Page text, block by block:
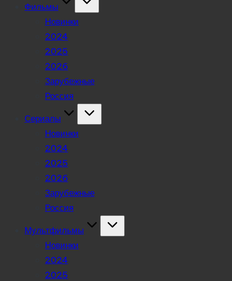
Фильмы
Новинки
2024
2025
2026
Зарубежные
Россия
Сериалы
Новинки
2024
2025
2026
Зарубежные
Россия
Мультфильмы
Новинки
2024
2025